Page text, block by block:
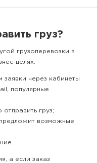
груз?
грузоперевозки в
целях:
заявки через кабинеты
популярные
груз;
возможные
а если заказ